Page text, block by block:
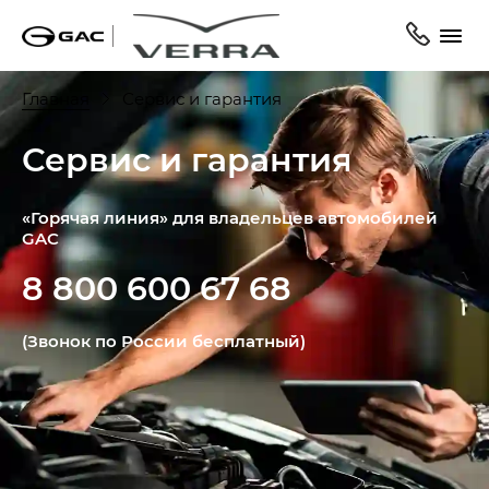
Главная Сервис и гарантия
Сервис и гарантия
«Горячая линия» для владельцев автомобилей
GAC
8 800 600 67 68
(Звонок по России бесплатный)